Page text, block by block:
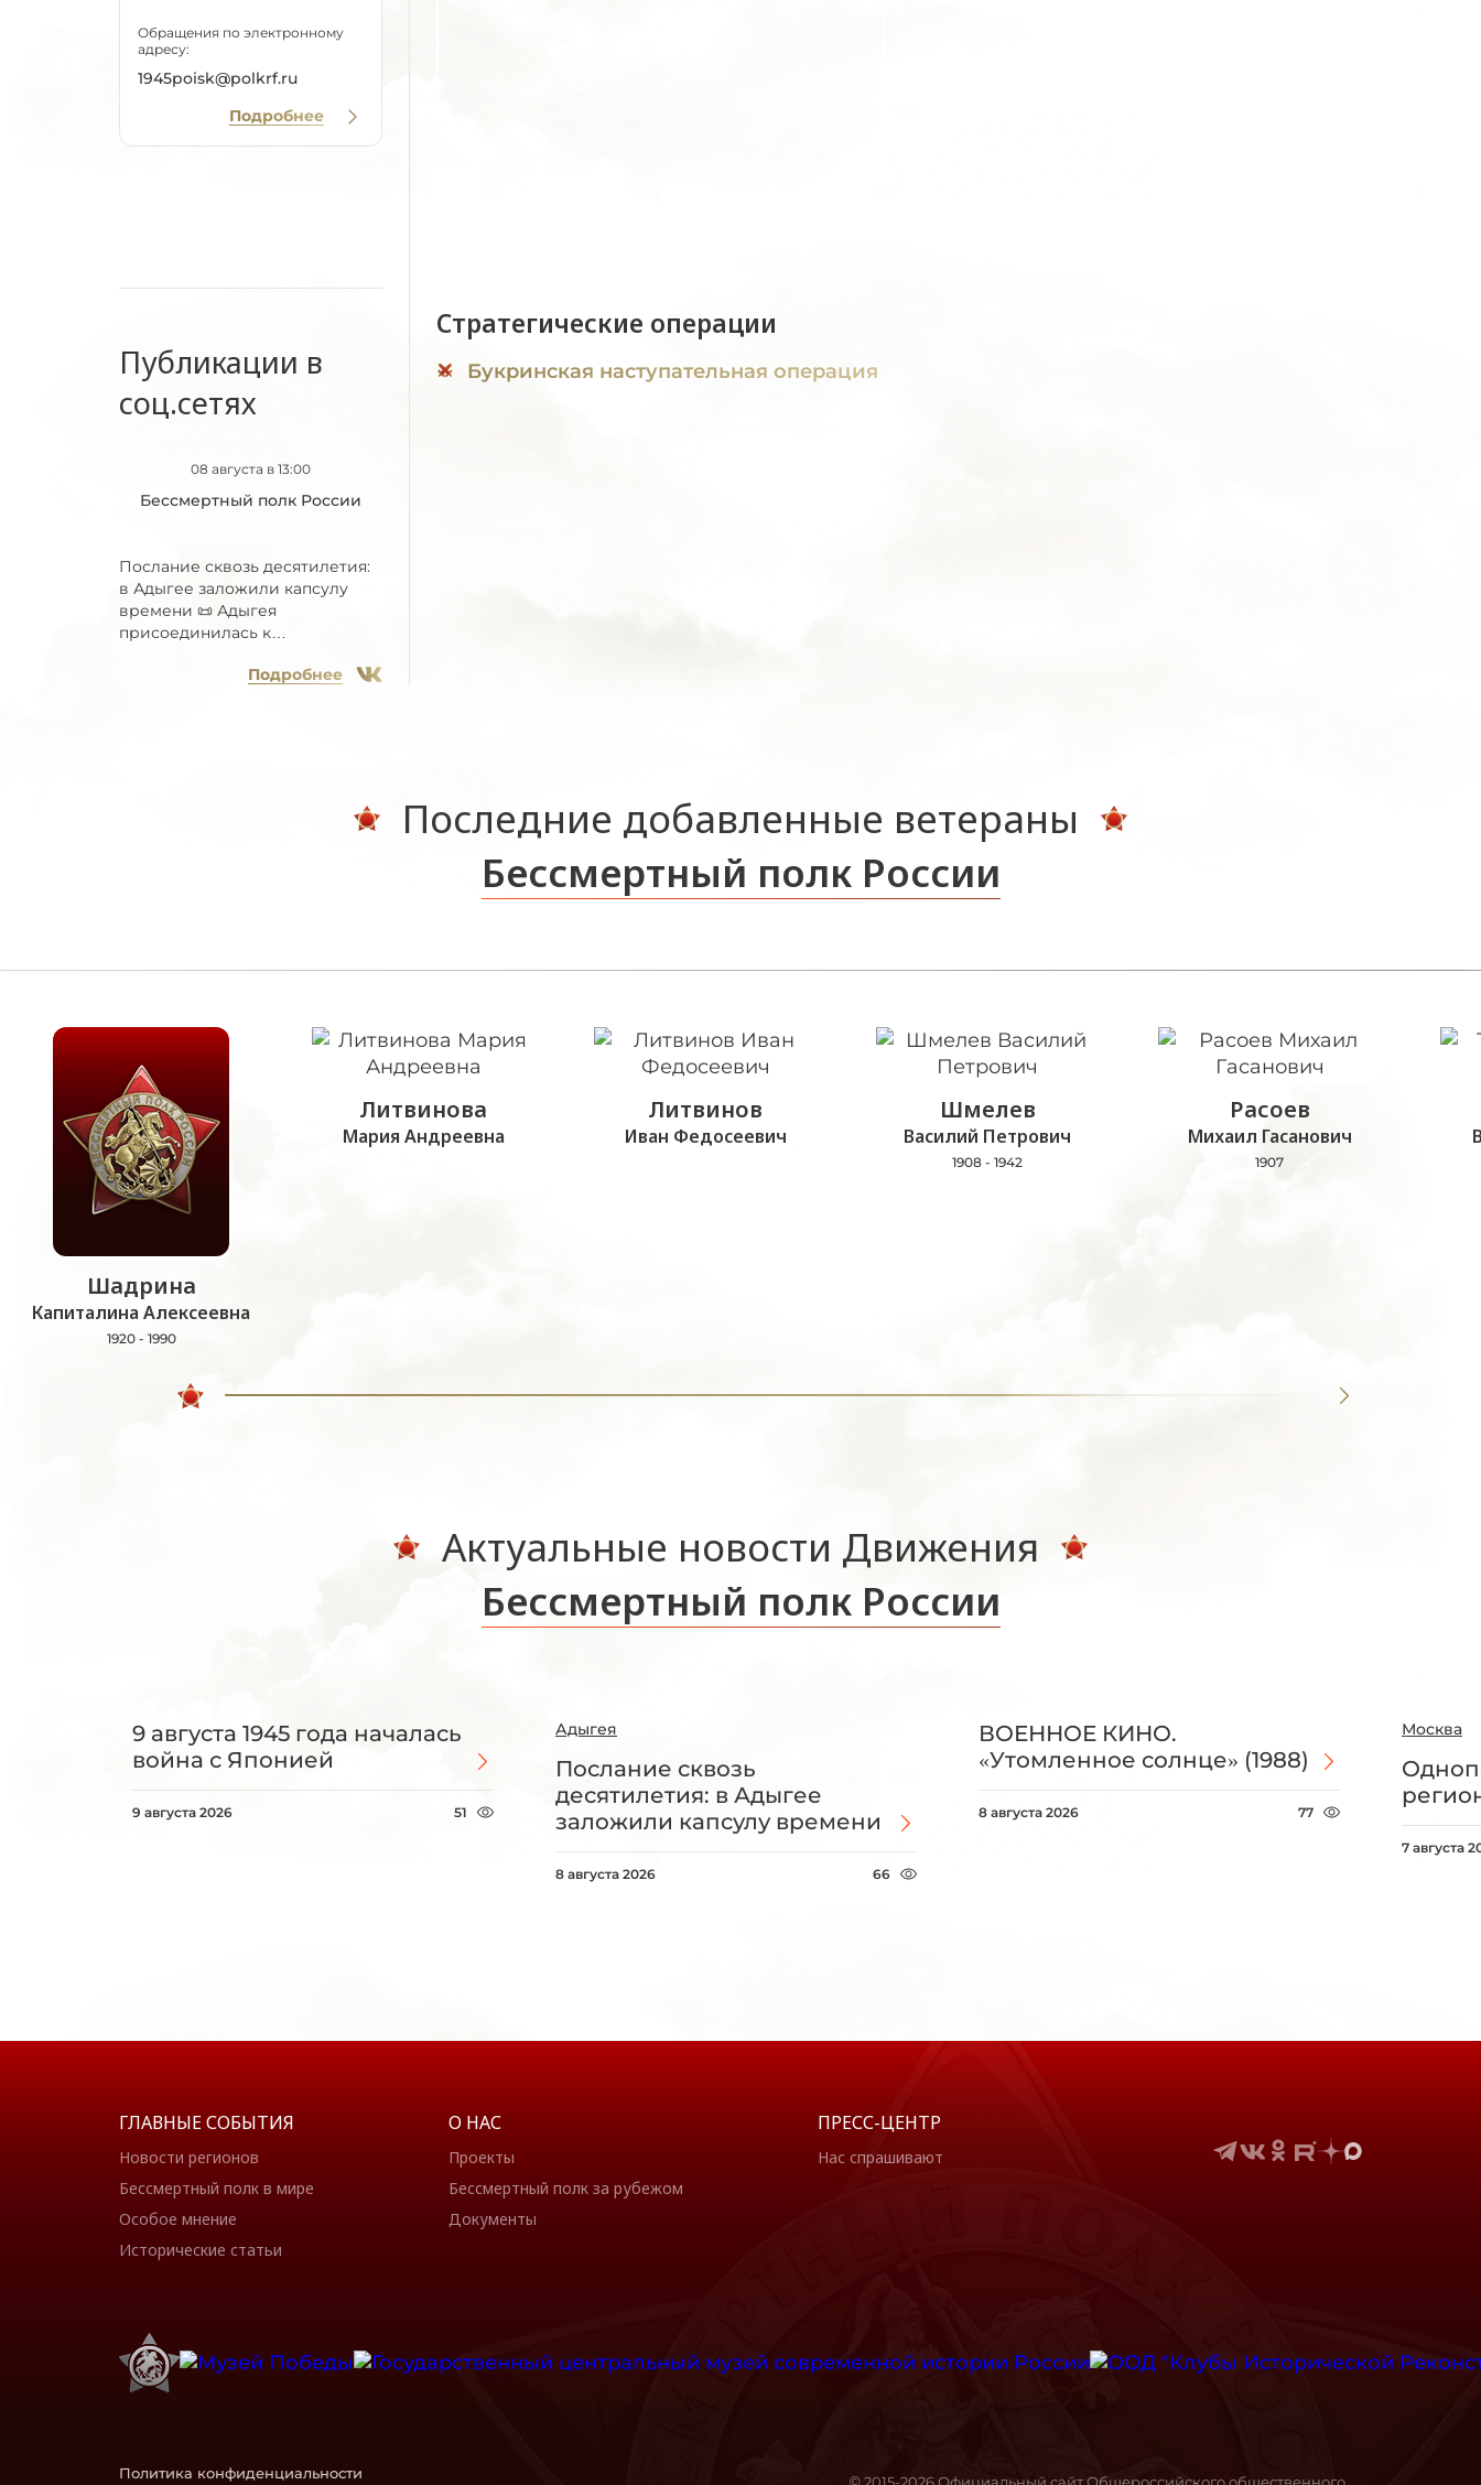
Обращения по электронному
адресу:
1945poisk@polkrf.ru
Подробнее
Публикации в
соц.сетях
08 августа в 13:00
Бессмертный полк России
Послание сквозь десятилетия:
в Адыгее заложили капсулу
времени 📜 Адыгея
присоединилась к
Подробнее
Стратегические операции
Букринская наступательная операция
Последние добавленные ветераны
Бессмертный полк России
Шадрина
Капиталина Алексеевна
1920 - 1990
Литвинова
Мария Андреевна
Литвинов
Иван Федосеевич
Шмелев
Василий Петрович
1908 - 1942
Расоев
Михаил Гасанович
1907
Актуальные новости Движения
Бессмертный полк России
9 августа 1945 года началась
война с Японией
9 августа 2026 51
Адыгея
Послание сквозь
десятилетия: в Адыгее
заложили капсулу времени
8 августа 2026 66
ВОЕННОЕ КИНО.
«Утомленное солнце» (1988)
8 августа 2026 77
Москва
7 августа
ГЛАВНЫЕ СОБЫТИЯ
Новости регионов
Бессмертный полк в мире
Особое мнение
Исторические статьи
О НАС
Проекты
Бессмертный полк за рубежом
Документы
ПРЕСС-ЦЕНТР
Нас спрашивают
Политика конфиденциальности